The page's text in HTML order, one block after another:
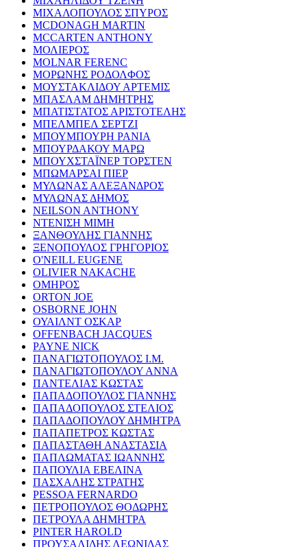
ΜΙΧΑΛΟΠΟΥΛΟΣ ΣΠΥΡΟΣ
MCDONAGH MARTIN
MCCARTEN ANTHONY
ΜΟΛΙΕΡΟΣ
MOLNAR FERENC
ΜΟΡΩΝΗΣ ΡΟΔΟΛΦΟΣ
ΜΟΥΣΤΑΚΛΙΔΟΥ ΑΡΤΕΜΙΣ
ΜΠΑΣΛΑΜ ΔΗΜΗΤΡΗΣ
ΜΠΑΤΙΣΤΑΤΟΣ ΑΡΙΣΤΟΤΕΛΗΣ
ΜΠΕΛΜΠΕΛ ΣΕΡΤΖΙ
ΜΠΟΥΜΠΟΥΡΗ ΡΑΝΙΑ
ΜΠΟΥΡΔΑΚΟΥ ΜΑΡΩ
ΜΠΟΥΧΣΤΑΪΝΕΡ ΤΟΡΣΤΕΝ
ΜΠΩΜΑΡΣΑΙ ΠΙΕΡ
ΜΥΛΩΝΑΣ ΑΛΕΞΑΝΔΡΟΣ
ΜΥΛΩΝΑΣ ΔΗΜΟΣ
NEILSON ANTHONY
ΝΤΕΝΙΣΗ ΜΙΜΗ
ΞΑΝΘΟΥΛΗΣ ΓΙΑΝΝΗΣ
ΞΕΝΟΠΟΥΛΟΣ ΓΡΗΓΟΡΙΟΣ
O'NEILL EUGENE
OLIVIER NAKACHE
ΟΜΗΡΟΣ
ORTON JOE
OSBORNE JOHN
ΟΥΑΙΛΝΤ ΟΣΚΑΡ
OFFENBACH JACQUES
PAYNE NICK
ΠΑΝΑΓΙΩΤΟΠΟΥΛΟΣ Ι.Μ.
ΠΑΝΑΓΙΩΤΟΠΟΥΛΟΥ ΑΝΝΑ
ΠΑΝΤΕΛΙΑΣ ΚΩΣΤΑΣ
ΠΑΠΑΔΟΠΟΥΛΟΣ ΓΙΑΝΝΗΣ
ΠΑΠΑΔΟΠΟΥΛΟΣ ΣΤΕΛΙΟΣ
ΠΑΠΑΔΟΠΟΥΛΟΥ ΔΗΜΗΤΡΑ
ΠΑΠΑΠΕΤΡΟΣ ΚΩΣΤΑΣ
ΠΑΠΑΣΤΑΘΗ ΑΝΑΣΤΑΣΙΑ
ΠΑΠΛΩΜΑΤΑΣ ΙΩΑΝΝΗΣ
ΠΑΠΟΥΛΙΑ ΕΒΕΛΙΝΑ
ΠΑΣΧΑΛΗΣ ΣΤΡΑΤΗΣ
PESSOA FERNARDO
ΠΕΤΡΟΠΟΥΛΟΣ ΘΟΔΩΡΗΣ
ΠΕΤΡΟΥΛΑ ΔΗΜΗΤΡΑ
PINTER HAROLD
ΠΡΟΥΣΑΛΙΔΗΣ ΛΕΩΝΙΔΑΣ